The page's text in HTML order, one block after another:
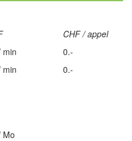
CHF / appel
min
0.-
min 0.-
Mo